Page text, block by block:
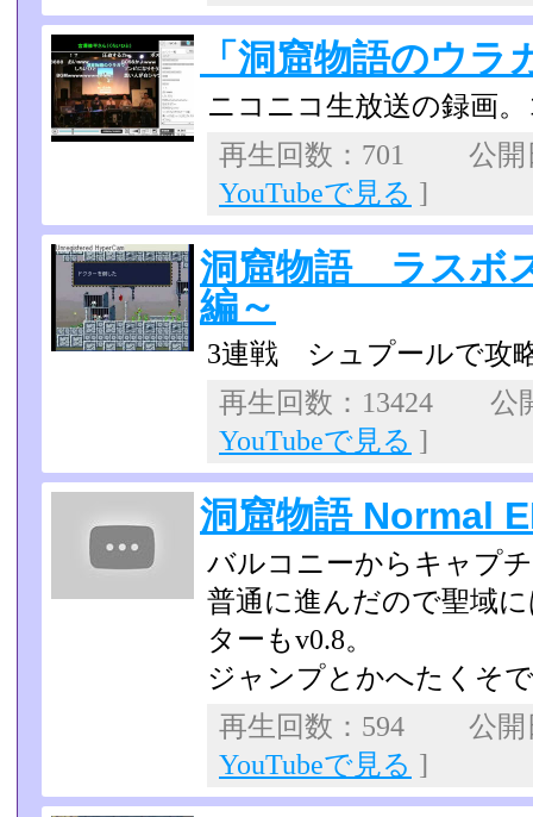
「洞窟物語のウラ
ニコニコ生放送の録画
再生回数：701 公
YouTubeで見る ]
洞窟物語 ラスボ
編～
3連戦 シュプールで攻
再生回数：13424 公
YouTubeで見る ]
洞窟物語 Normal
バルコニーからキャプ
普通に進んだので聖域
ターもv0.8。
ジャンプとかへたくそ
再生回数：594 公
YouTubeで見る ]